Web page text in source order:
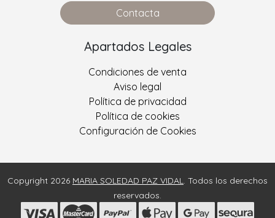
Contacta
Apartados Legales
Condiciones de venta
Aviso legal
Política de privacidad
Política de cookies
Configuración de Cookies
Copyright 2026 MARIA SOLEDAD PAZ VIDAL
. Todos los derechos
reservados.